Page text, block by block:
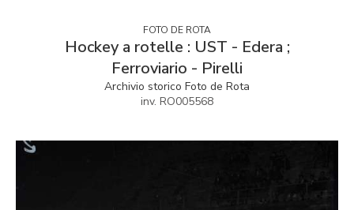
FOTO DE ROTA
Hockey a rotelle : UST - Edera ;
Ferroviario - Pirelli
Archivio storico Foto de Rota
inv. RO005568